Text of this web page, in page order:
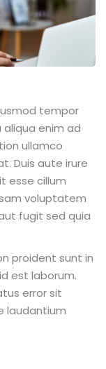
tempor
enim ad
ullamco
Duis aute irure
esse cillum
voluptatem
fugit sed quia
proident sunt in
est laborum.
error sit
laudantium